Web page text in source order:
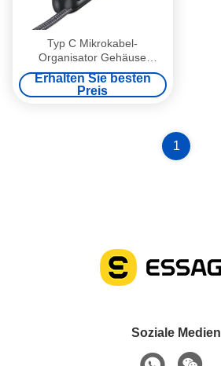
Typ C Mikrokabel-
Organisator Gehäuse
Magnetische Silikon-Stecker
Gehäuse für IOS
Erhalten Sie besten
Preis
1
Soziale Medien